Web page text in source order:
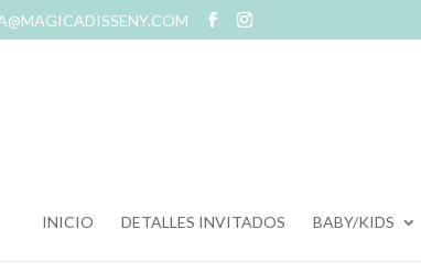
INICIO DETALLES INVITADOS BABY/KIDS